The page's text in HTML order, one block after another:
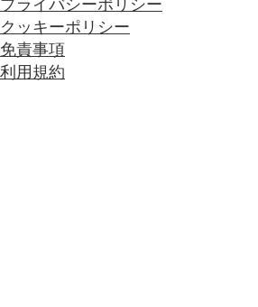
クッキーポリシー
免責事項
利用規約